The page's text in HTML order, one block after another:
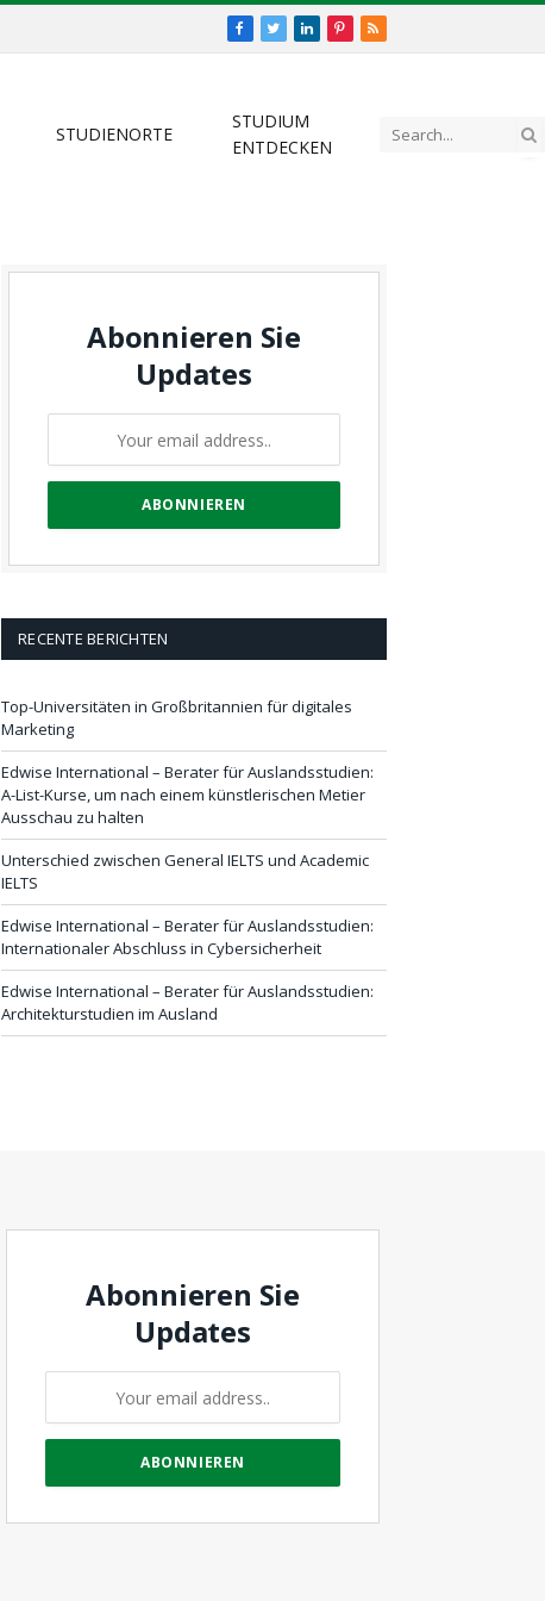
Facebook
TwitterLinkedInPinterest
RSS
STUDIENORTE
STUDIUM
ENTDECKEN
Abonnieren Sie
Updates
RECENTE BERICHTEN
Top-Universitäten in Großbritannien für digitales
Marketing
Edwise International – Berater für Auslandsstudien:
A-List-Kurse, um nach einem künstlerischen Metier
Ausschau zu halten
Unterschied zwischen General IELTS und Academic
IELTS
Edwise International – Berater für Auslandsstudien:
Internationaler Abschluss in Cybersicherheit
Edwise International – Berater für Auslandsstudien:
Architekturstudien im Ausland
Abonnieren Sie
Updates